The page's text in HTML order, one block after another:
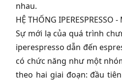
nhau.
HỆ THỐNG
Sự mới lạ của quá trình
iperespresso dẫn đến
có chức năng như một
theo hai giai đoạn: đầu